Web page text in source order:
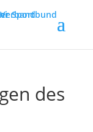
Sportbund
des